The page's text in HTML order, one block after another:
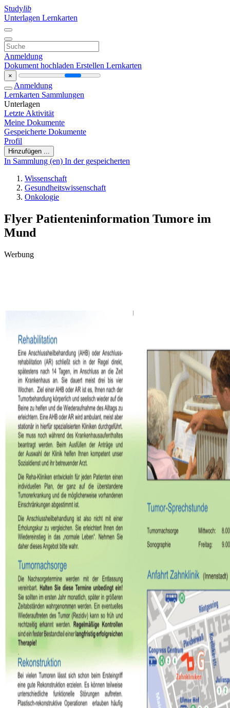
Studylib
Unterlagen Lernkarten
Anmeldung
Dokument hochladen Erstellen Lernkarten
×
Anmeldung
Lernkarten Sammlungen
Unterlagen
Letzte Aktivität
Meine Dokumente
Gespeicherte Dokumente
Profil
Hinzufügen ...
In Sammlung (en) In der gespeicherten
Wissenschaft
Gesundheitswissenschaft
Onkologie
Flyer Patienteninformation Tumore im
Mund
Werbung